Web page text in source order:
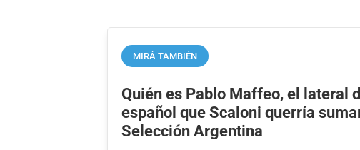
MIRÁ TAMBIÉN
Quién es Pablo Maffeo, el lateral
español que Scaloni querría
Selección Argentina